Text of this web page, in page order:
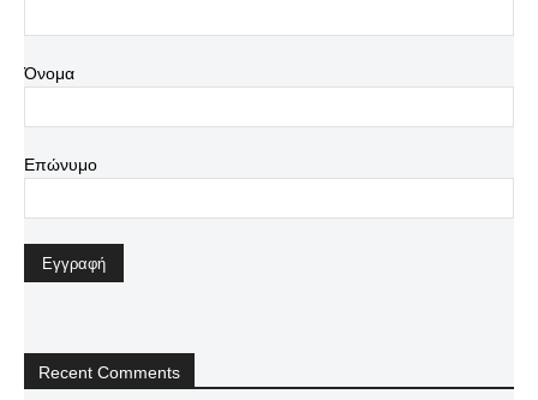
Όνομα
Επώνυμο
Recent Comments